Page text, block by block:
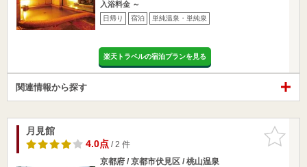
入浴料金 ～
日帰り 宿泊 単純温泉・単純泉
楽天トラベルの宿泊プランを見る
関連情報から探す
お気に入
りに追加
月見館
4.0点/ 2 件
京都府 / 京都市伏見区 / 桃山温泉